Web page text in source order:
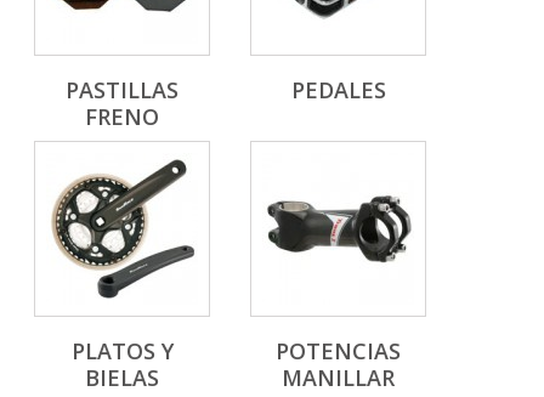
PASTILLAS
FRENO
PEDALES
PLATOS Y
BIELAS
POTENCIAS
MANILLAR